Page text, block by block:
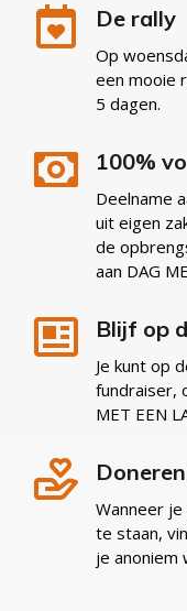
De rally
Op
een mooie
5 dagen.
100%
Deelname
uit eigen
de
aan DAG
Blijf op
Je kunt op
fundraiser,
MET EEN
Wanneer
te staan,
je anoniem